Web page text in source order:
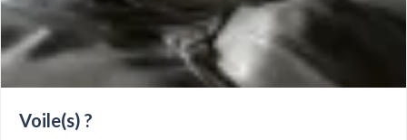
Voile(s) ?